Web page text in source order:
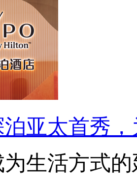
亚太首秀
生活方式